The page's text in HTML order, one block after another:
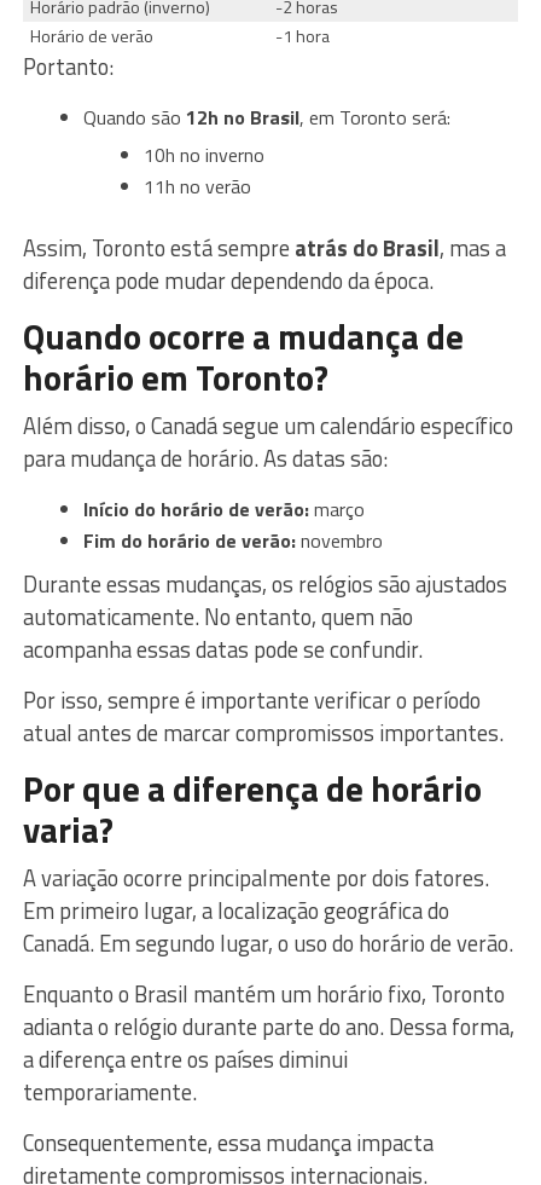
Horário padrão (inverno)
-2 horas
Horário de verão
-1 hora
Portanto:
Quando são 12h no Brasil, em Toronto será:
10h no inverno
11h no verão
Assim, Toronto está sempre atrás do Brasil, mas a
diferença pode mudar dependendo da época.
Quando ocorre a mudança de
horário em Toronto?
Além disso, o Canadá segue um calendário específico
para mudança de horário. As datas são:
Início do horário de verão:março
Fim do horário de verão:novembro
Durante essas mudanças, os relógios são ajustados
automaticamente. No entanto, quem não
acompanha essas datas pode se confundir.
Por isso, sempre é importante verificar o período
atual antes de marcar compromissos importantes.
Por que a diferença de horário
varia?
A variação ocorre principalmente por dois fatores.
Em primeiro lugar, a localização geográfica do
Canadá. Em segundo lugar, o uso do horário de verão.
Enquanto o Brasil mantém um horário fixo, Toronto
adianta o relógio durante parte do ano. Dessa forma,
a diferença entre os países diminui
temporariamente.
Consequentemente, essa mudança impacta
diretamente compromissos internacionais.